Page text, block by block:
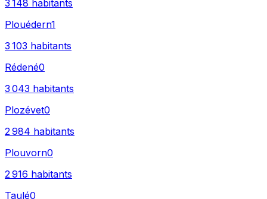
3 148 habitants
Plouédern1
3 103 habitants
Rédené0
3 043 habitants
Plozévet0
2 984 habitants
Plouvorn0
2 916 habitants
Taulé0